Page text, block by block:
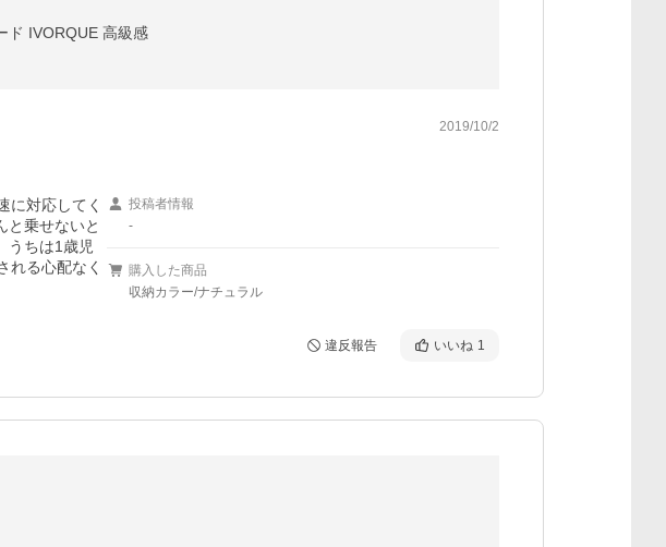
ド IVORQUE 高級感
2019/10/2
に対応してく
と乗せないと
うちは1歳児
れる心配なく
投稿者情報
-
購入した商品
収納カラー/ナチュラル
違反報告 いいね 1